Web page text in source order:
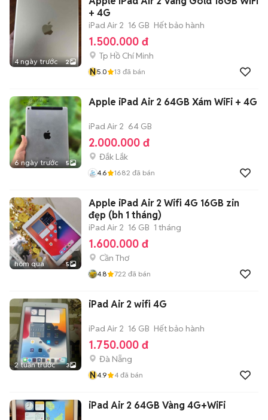
4 ngày trước 2
+ 4G
iPad Air 2 16 GB Hết bảo hành
1.500.000 đ
Tp Hồ Chí Minh
N5.0 13 đã bán
6 ngày trước 5
Apple iPad Air 2 64GB Xám WiFi + 4G
iPad Air 2 64 GB
2.000.000 đ
Đắk Lắk
4.6 1682 đã bán
hôm qua 5
Apple iPad Air 2 Wifi 4G 16GB zin
đẹp (bh 1 tháng)
iPad Air 2 16 GB 1 tháng
1.600.000 đ
Cần Thơ
4.8 722 đã bán
2 tuần trước 3
iPad Air 2 wifi 4G
iPad Air 2 16 GB Hết bảo hành
1.750.000 đ
Đà Nẵng
N4.9 4 đã bán
iPad Air 2 64GB Vàng 4G+WiFi